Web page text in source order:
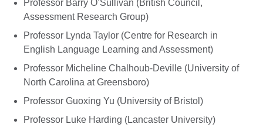
Professor Barry O’Sullivan (British Council,
Assessment Research Group)
Professor Lynda Taylor (Centre for Research in
English Language Learning and Assessment)
Professor Micheline Chalhoub-Deville (University of
North Carolina at Greensboro)
Professor Guoxing Yu (University of Bristol)
Professor Luke Harding (Lancaster University)